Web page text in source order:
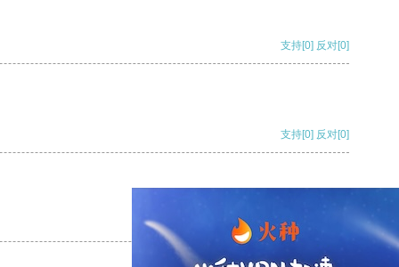
支持[0] 反对[0]
支持[0] 反对[0]
支持